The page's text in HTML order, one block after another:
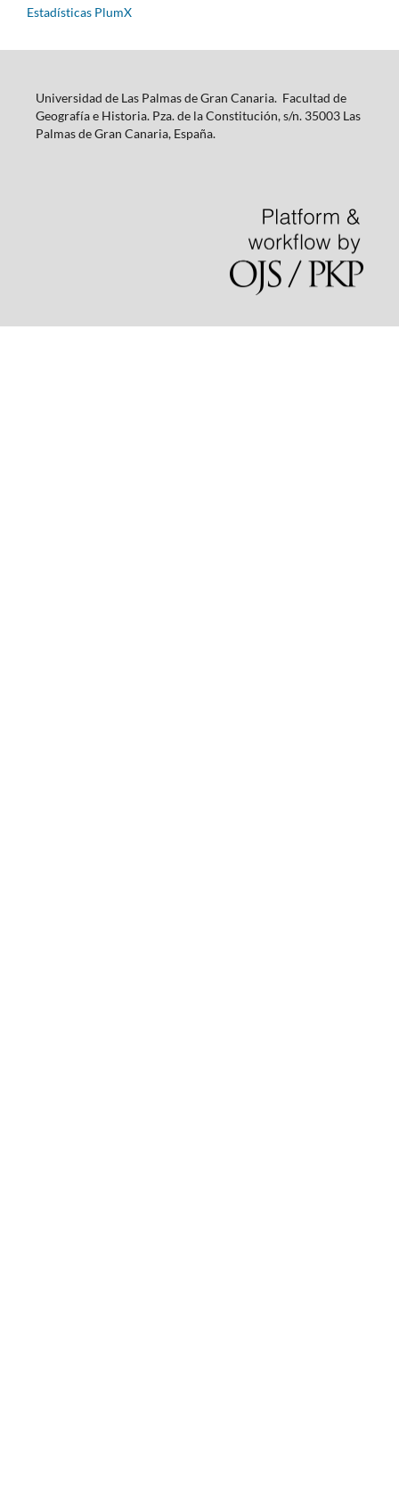
Estadísticas PlumX
Universidad de Las Palmas de Gran Canaria. Facultad de
Geografía e Historia. Pza. de la Constitución, s/n. 35003 Las
Palmas de Gran Canaria, España.